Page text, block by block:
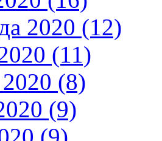
2020 (12)
(11)
(8)
(9)